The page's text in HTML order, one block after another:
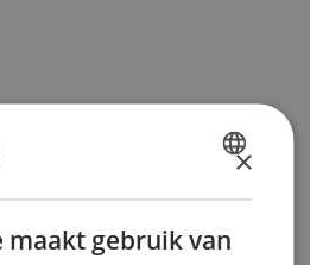
×
maakt gebruik van